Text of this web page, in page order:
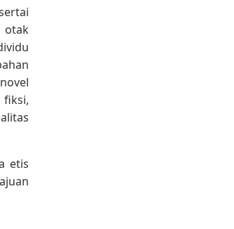
otak
etis